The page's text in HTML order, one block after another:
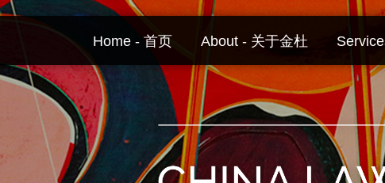
Skip
Home - 首页 About - 关于金杜